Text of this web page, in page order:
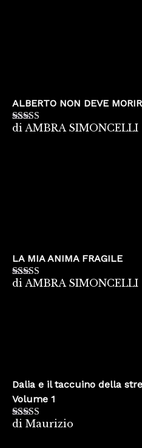
ALBERTO NON DEVE
Valutato5su
di AMBRA SIMONCELLI
LA MIA ANIMA FRAGILE
Valutato5su
di AMBRA SIMONCELLI
Dalia e il taccuino della
Volume 1
Valutato4
di Maurizio